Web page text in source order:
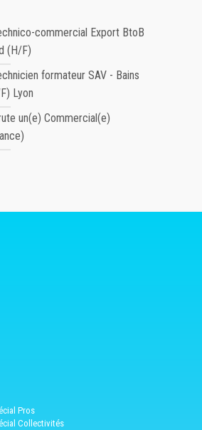
commercial Export BtoB
(H/F)
formateur SAV - Bains
Lyon
un(e) Commercial(e)
Pros
Collectivités